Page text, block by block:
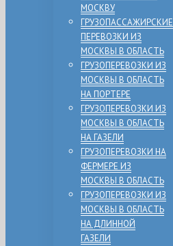
МОСКВУ
ГРУЗОПАССАЖИРСКИЕ
ПЕРЕВОЗКИ ИЗ
МОСКВЫ В ОБЛАСТЬ
ГРУЗОПЕРЕВОЗКИ ИЗ
МОСКВЫ В ОБЛАСТЬ
НА ПОРТЕРЕ
ГРУЗОПЕРЕВОЗКИ ИЗ
МОСКВЫ В ОБЛАСТЬ
НА ГАЗЕЛИ
ГРУЗОПЕРЕВОЗКИ НА
ФЕРМЕРЕ ИЗ
МОСКВЫ В ОБЛАСТЬ
ГРУЗОПЕРЕВОЗКИ ИЗ
МОСКВЫ В ОБЛАСТЬ
НА ДЛИННОЙ
ГАЗЕЛИ